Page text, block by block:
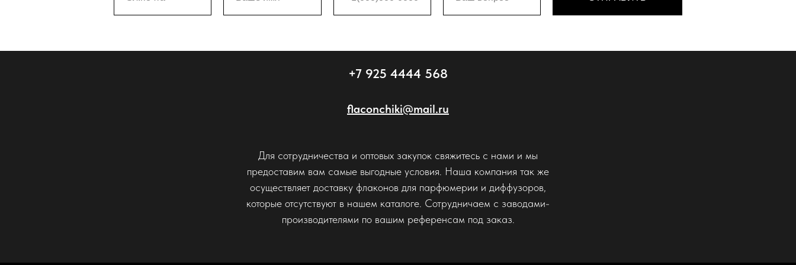
+7 925 4444 568
flaconchiki@mail.ru
Для сотрудничества и оптовых закупок свяжитесь с нами и мы
предоставим вам самые выгодные условия. Наша компания так же
осуществляет доставку флаконов для парфюмерии и диффузоров,
которые отсутствуют в нашем каталоге. Сотрудничаем с заводами-
производителями по вашим референсам под заказ.